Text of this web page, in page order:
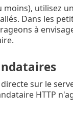
utilisez
Dans les
à
sur le
HTTP